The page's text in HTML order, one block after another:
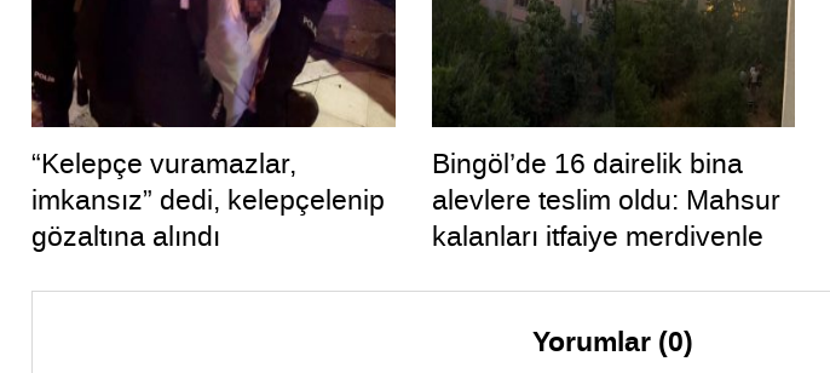
“Kelepçe vuramazlar,
imkansız” dedi, kelepçelenip
gözaltına alındı
Bingöl’de 16 dairelik bina
alevlere teslim oldu: Mahsur
kalanları itfaiye merdivenle
Yorumlar (0)